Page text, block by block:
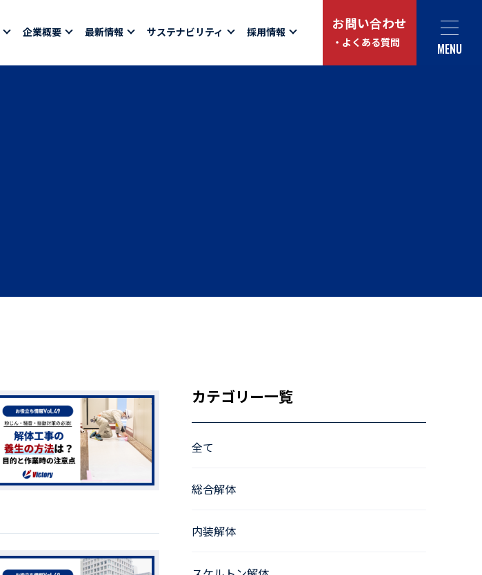
MENU
企業概要 最新情報 サステナビリティ 採用情報
お問い合わせ
・よくある質問
カテゴリー一覧
全て
総合解体
内装解体